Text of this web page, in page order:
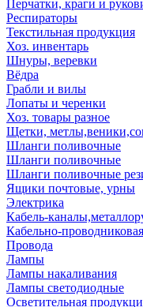
Перчатки, краги и
Респираторы
Текстильная продукция
Хоз. инвентарь
Шнуры, веревки
Вёдра
Грабли и вилы
Лопаты и черенки
Хоз. товары разное
Щетки,
Шланги поливочные
Шланги поливочные
Шланги поливочные
Ящики почтовые, урны
Электрика
Кабель-
Кабельно-
Провода
Лампы
Лампы накаливания
Лампы светодиодные
Осветительная